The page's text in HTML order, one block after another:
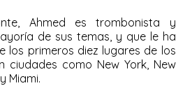
Ahmed es trombonista y
de sus temas, y que le ha
los primeros diez lugares de los
ciudades como New York, New
Miami.